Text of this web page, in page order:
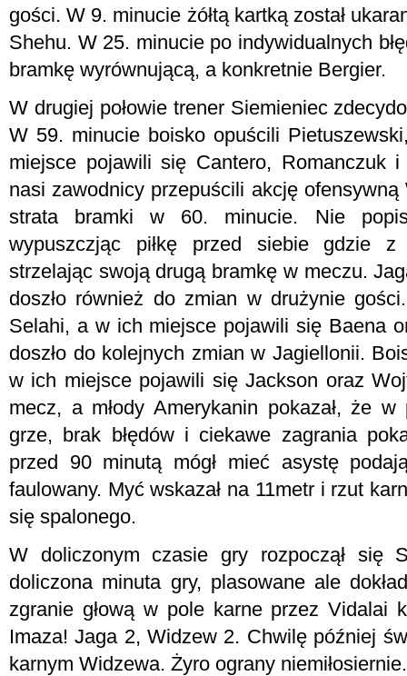
gości. W 9. minucie żółtą kartką został
Shehu. W 25. minucie po indywidualnych
bramkę wyrównującą, a konkretnie Bergier.
W drugiej połowie trener Siemieniec
W 59. minucie boisko opuścili
miejsce pojawili się Cantero, Romanczuk
nasi zawodnicy przepuścili akcję ofensywną
strata bramki w 60. minucie. Nie
wypuszczjąc piłkę przed siebie gdzie z
strzelając swoją drugą bramkę w meczu.
doszło również do zmian w drużynie
Selahi, a w ich miejsce pojawili się Baena
doszło do kolejnych zmian w Jagiellonii.
w ich miejsce pojawili się Jackson oraz
mecz, a młody Amerykanin pokazał, że
grze, brak błędów i ciekawe zagrania
przed 90 minutą mógł mieć asystę
faulowany. Myć wskazał na 11metr i rzut
się spalonego.
W doliczonym czasie gry rozpoczął się
doliczona minuta gry, plasowane ale
zgranie głową w pole karne przez Vidalai
Imaza! Jaga 2, Widzew 2. Chwilę później
karnym Widzewa. Żyro ograny